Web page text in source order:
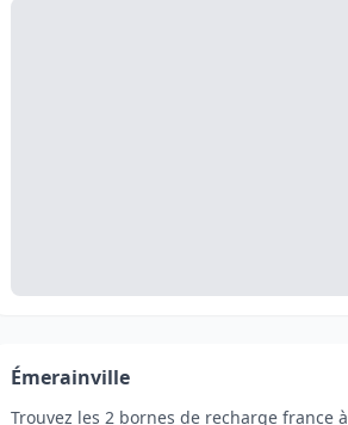
Émerainville
Trouvez les 2 bornes de recharge france à